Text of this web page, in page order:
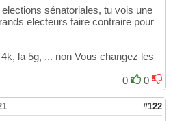
sénatoriales, tu vois une
electeurs faire contraire pour
la 5g, ... non Vous changez les
0
0
#122